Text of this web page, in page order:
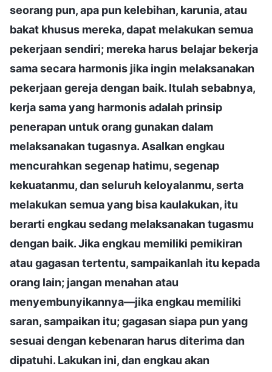
seorang pun, apa pun kelebihan, karunia, atau
bakat khusus mereka, dapat melakukan semua
pekerjaan sendiri; mereka harus belajar bekerja
sama secara harmonis jika ingin melaksanakan
pekerjaan gereja dengan baik. Itulah sebabnya,
kerja sama yang harmonis adalah prinsip
penerapan untuk orang gunakan dalam
melaksanakan tugasnya. Asalkan engkau
mencurahkan segenap hatimu, segenap
kekuatanmu, dan seluruh keloyalanmu, serta
melakukan semua yang bisa kaulakukan, itu
berarti engkau sedang melaksanakan tugasmu
dengan baik. Jika engkau memiliki pemikiran
atau gagasan tertentu, sampaikanlah itu kepada
orang lain; jangan menahan atau
menyembunyikannya—jika engkau memiliki
saran, sampaikan itu; gagasan siapa pun yang
sesuai dengan kebenaran harus diterima dan
dipatuhi. Lakukan ini, dan engkau akan